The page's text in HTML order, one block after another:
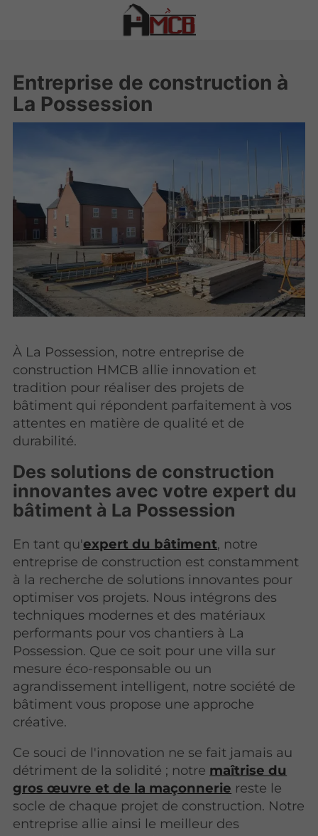
Entreprise de construction à
La Possession
À La Possession, notre entreprise de
construction HMCB allie innovation et
tradition pour réaliser des projets de
bâtiment qui répondent parfaitement à vos
attentes en matière de qualité et de
durabilité.
Des solutions de construction
innovantes avec votre expert du
bâtiment à La Possession
En tant qu'expert du bâtiment, notre
entreprise de construction est constamment
à la recherche de solutions innovantes pour
optimiser vos projets. Nous intégrons des
techniques modernes et des matériaux
performants pour vos chantiers à La
Possession. Que ce soit pour une villa sur
mesure éco-responsable ou un
agrandissement intelligent, notre société de
bâtiment vous propose une approche
créative.
Ce souci de l'innovation ne se fait jamais au
détriment de la solidité ; notre maîtrise du
gros œuvre et de la maçonnerie reste le
socle de chaque projet de construction. Notre
entreprise allie ainsi le meilleur des